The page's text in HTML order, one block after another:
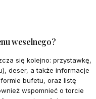
weselnego?
się kolejno: przystawkę,
deser, a także informacje
bufetu, oraz listę
wspomnieć o torcie